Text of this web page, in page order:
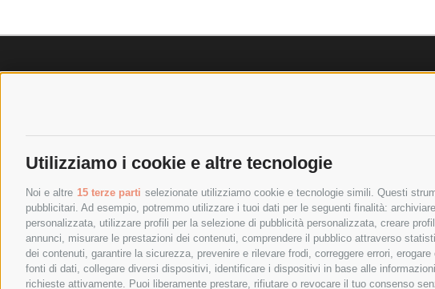
Utilizziamo i cookie e altre tecnologie
Noi e altre 15 terze parti selezionate utilizziamo cookie e tecnologie simili. Questi
pubblicitari. Ad esempio, potremmo utilizzare i tuoi dati per le seguenti finalità:
personalizzata, utilizzare profili per la selezione di pubblicità personalizzata, creare
annunci, misurare le prestazioni dei contenuti, comprendere il pubblico attraverso
dei contenuti, garantire la sicurezza, prevenire e rilevare frodi, correggere errori,
fonti di dati, collegare diversi dispositivi, identificare i dispositivi in base alle
richieste attivamente. Puoi liberamente prestare, rifiutare o revocare il tuo consenso
POLITICA DI RESO
PAGAMENTI SICURI